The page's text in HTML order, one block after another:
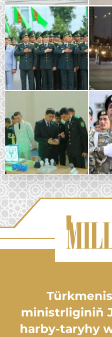
ministrliginiň
harby-taryhy